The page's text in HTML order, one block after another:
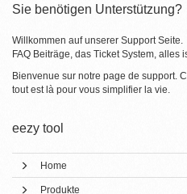
Sie benötigen Unterstützung?
Willkommen auf unserer Support Seite.
FAQ Beiträge, das Ticket System, alles
Bienvenue sur notre page de support.
tout est là pour vous simplifier la vie.
eezy tool
Home
Produkte